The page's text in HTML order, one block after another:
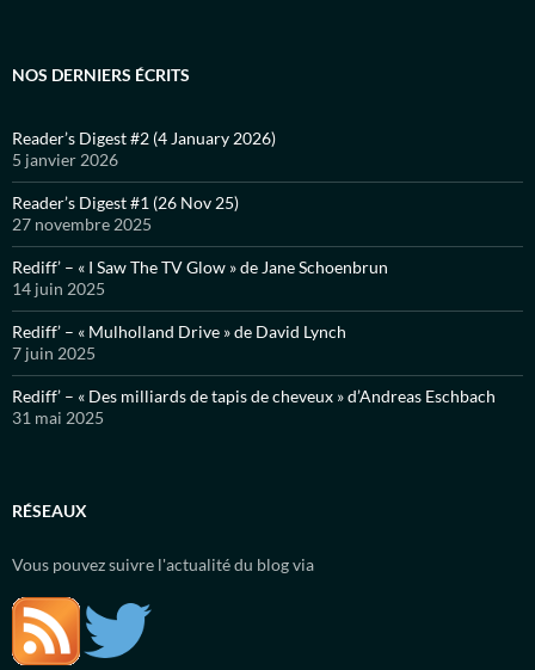
NOS DERNIERS ÉCRITS
Reader’s Digest #2 (4 January 2026)
5 janvier 2026
Reader’s Digest #1 (26 Nov 25)
27 novembre 2025
Rediff’ – « I Saw The TV Glow » de Jane Schoenbrun
14 juin 2025
Rediff’ – « Mulholland Drive » de David Lynch
7 juin 2025
Rediff’ – « Des milliards de tapis de cheveux » d’Andreas Eschbach
31 mai 2025
RÉSEAUX
Vous pouvez suivre l'actualité du blog via